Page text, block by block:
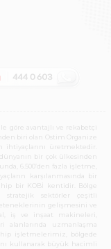
göre avantajlı ve rekabetçi
biri olan Ostim Organize
ihtiyaçlarını üretmektedir.
bir çok ülkesinden
6.500’den fazla işletme,
karşılanmasında bir
bir KOBİ kentidir. Bölge
stratejik sektörler çeşitli
gelişmesini ve
iş ve inşaat makineleri,
alanlarında uzmanlaşma
işletmelerimiz, bölgede
kullanarak büyük hacimli